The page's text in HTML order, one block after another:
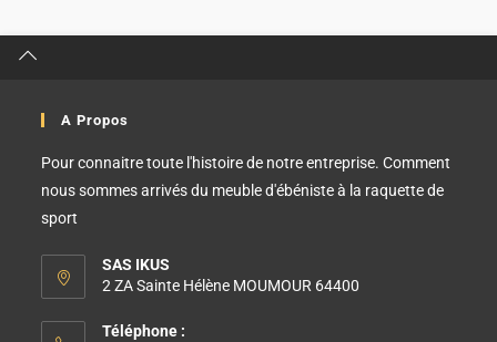
A Propos
Pour connaitre toute l'histoire de notre entreprise. Comment
nous sommes arrivés du meuble d'ébéniste à la raquette de
sport
SAS IKUS
2 ZA Sainte Hélène MOUMOUR 64400
Téléphone :